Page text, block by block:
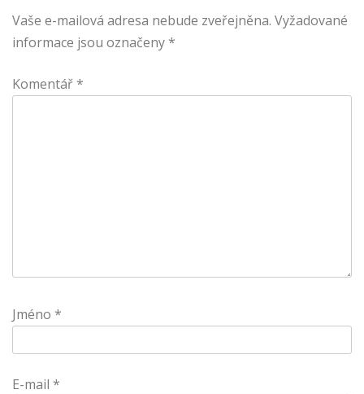
Vaše e-mailová adresa nebude zveřejněna. Vyžadované
informace jsou označeny *
Komentář *
Jméno *
E-mail *